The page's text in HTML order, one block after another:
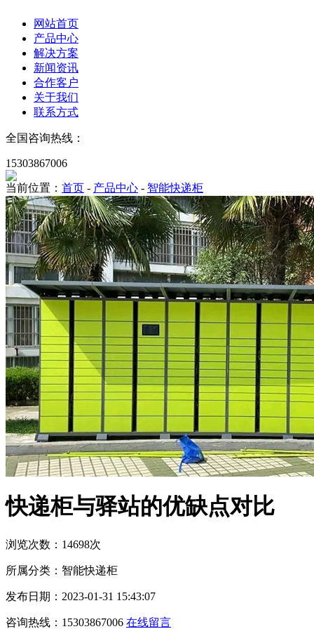
网站首页
产品中心
解决方案
新闻资讯
合作客户
关于我们
联系方式
全国咨询热线：
15303867006
当前位置： 首页 - 产品中心 - 智能快递柜
快递柜与驿站的优缺点对比
浏览次数：14698次
所属分类：智能快递柜
发布日期：2023-01-31 15:43:07
咨询热线：15303867006 在线留言